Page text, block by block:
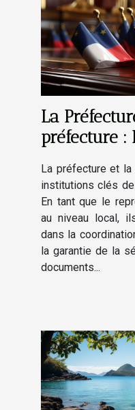
La
préfecture :
des citoyens
La préfecture et
institutions clés
En tant que le
au niveau local,
dans la
la garantie de la
documents...